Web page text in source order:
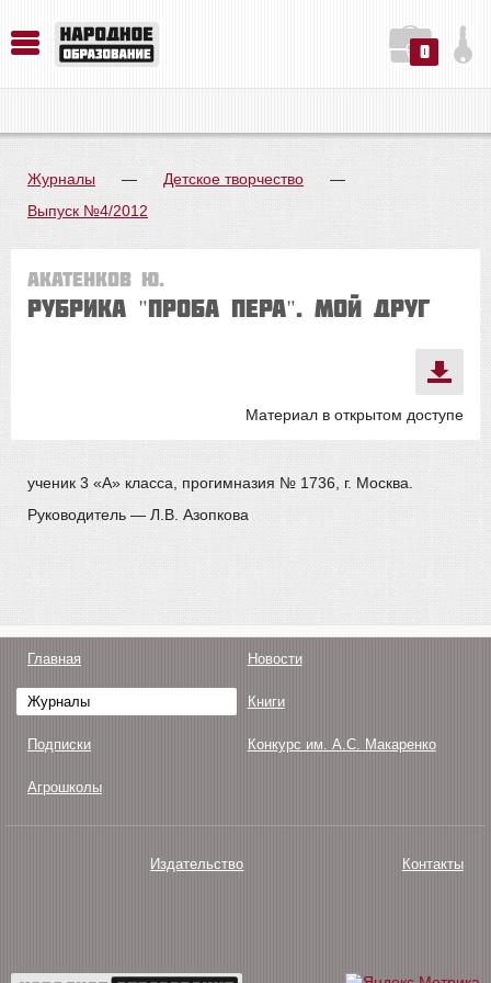
0
Журналы — Детское творчество
—
Выпуск №4/2012
Акатенков Ю.
Рубрика "Проба пера". МОЙ ДРУГ
Материал в открытом доступе
ученик 3 «А» класса, прогимназия № 1736, г. Москва.
Руководитель — Л.В. Азопкова
Главная Новости
Журналы Книги
Подписки Конкурс им. А.С. Макаренко
Агрошколы
Издательство Контакты